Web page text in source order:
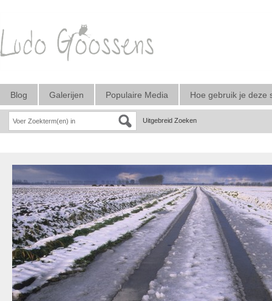
Blog Galerijen Populaire Media Hoe gebruik je deze
Uitgebreid Zoeken